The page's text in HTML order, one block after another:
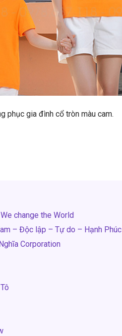
phục gia đình cổ tròn màu cam.
change the World
– Độc lập – Tự do – Hạnh Phúc
Corporation